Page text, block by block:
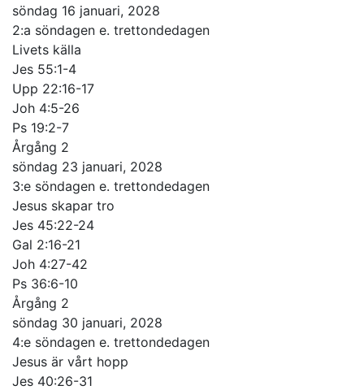
söndag 16 januari, 2028
2:a söndagen e. trettondedagen
Livets källa
Jes 55:1-4
Upp 22:16-17
Joh 4:5-26
Ps 19:2-7
Årgång 2
söndag 23 januari, 2028
3:e söndagen e. trettondedagen
Jesus skapar tro
Jes 45:22-24
Gal 2:16-21
Joh 4:27-42
Ps 36:6-10
Årgång 2
söndag 30 januari, 2028
4:e söndagen e. trettondedagen
Jesus är vårt hopp
Jes 40:26-31